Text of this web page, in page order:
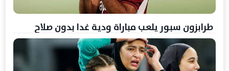
طرابزون سبور يلعب مباراة ودية غدا بدون صلاح